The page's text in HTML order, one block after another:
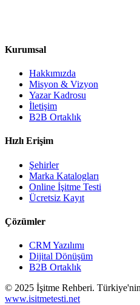
Kurumsal
Hakkımızda
Misyon & Vizyon
Yazar Kadrosu
İletişim
B2B Ortaklık
Hızlı Erişim
Şehirler
Marka Katalogları
Online İşitme Testi
Ücretsiz Kayıt
Çözümler
CRM Yazılımı
Dijital Dönüşüm
B2B Ortaklık
© 2025 İşitme Rehberi.
www.isitmetesti.net